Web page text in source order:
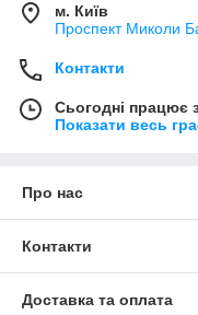
м. Київ
Проспект Миколи
Контакти
Сьогодні працює
Показати весь
Про нас
Контакти
Доставка та оплата